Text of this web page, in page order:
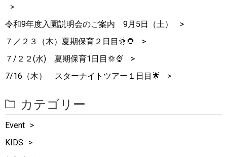
令和9年度入園説明会のご案内 9月5日（土）
７／２３（木）夏期保育２日目🌞🌻
７/２２(水) 夏期保育1日目🌞🍨
7/16（木） スターナイトツアー１日目🌟
カテゴリー
Event
KIDS